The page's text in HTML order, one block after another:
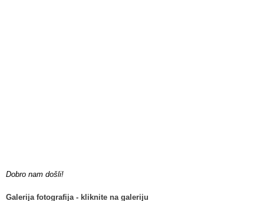
Dobro nam došli!
Galerija fotografija - kliknite na galeriju